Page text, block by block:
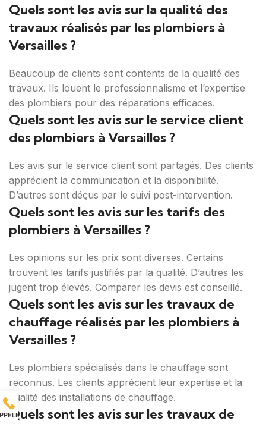
Quels sont les avis sur la qualité des
travaux réalisés par les plombiers à
Versailles ?
Beaucoup de clients sont contents de la qualité des
travaux. Ils louent le professionnalisme et l’expertise
des plombiers pour des réparations efficaces.
Quels sont les avis sur le service client
des plombiers à Versailles ?
Les avis sur le service client sont partagés. Des clients
apprécient la communication et la disponibilité.
D’autres sont déçus par le suivi post-intervention.
Quels sont les avis sur les tarifs des
plombiers à Versailles ?
Les opinions sur les prix sont diverses. Certains
trouvent les tarifs justifiés par la qualité. D’autres les
jugent trop élevés. Comparer les devis est conseillé.
Quels sont les avis sur les travaux de
chauffage réalisés par les plombiers à
Versailles ?
Les plombiers spécialisés dans le chauffage sont
reconnus. Les clients apprécient leur expertise et la
qualité des installations de chauffage.
Quels sont les avis sur les travaux de